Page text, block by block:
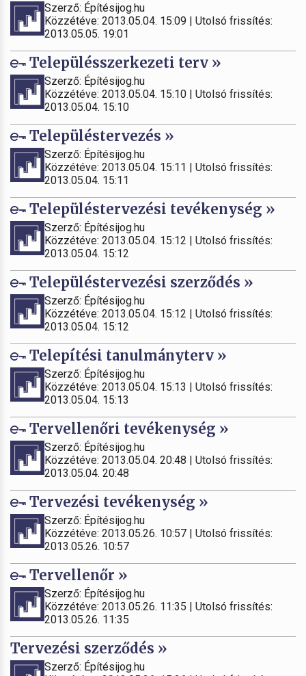
Szerző: Építésijog.hu
Közzétéve: 2013.05.04. 15:09 | Utolsó frissítés:
2013.05.05. 19:01
Településszerkezeti terv »
Szerző: Építésijog.hu
Közzétéve: 2013.05.04. 15:10 | Utolsó frissítés:
2013.05.04. 15:10
Településtervezés »
Szerző: Építésijog.hu
Közzétéve: 2013.05.04. 15:11 | Utolsó frissítés:
2013.05.04. 15:11
Településtervezési tevékenység »
Szerző: Építésijog.hu
Közzétéve: 2013.05.04. 15:12 | Utolsó frissítés:
2013.05.04. 15:12
Településtervezési szerződés »
Szerző: Építésijog.hu
Közzétéve: 2013.05.04. 15:12 | Utolsó frissítés:
2013.05.04. 15:12
Telepítési tanulmányterv »
Szerző: Építésijog.hu
Közzétéve: 2013.05.04. 15:13 | Utolsó frissítés:
2013.05.04. 15:13
Tervellenőri tevékenység »
Szerző: Építésijog.hu
Közzétéve: 2013.05.04. 20:48 | Utolsó frissítés:
2013.05.04. 20:48
Tervezési tevékenység »
Szerző: Építésijog.hu
Közzétéve: 2013.05.26. 10:57 | Utolsó frissítés:
2013.05.26. 10:57
Tervellenőr »
Szerző: Építésijog.hu
Közzétéve: 2013.05.26. 11:35 | Utolsó frissítés:
2013.05.26. 11:35
Tervezési szerződés »
Szerző: Építésijog.hu